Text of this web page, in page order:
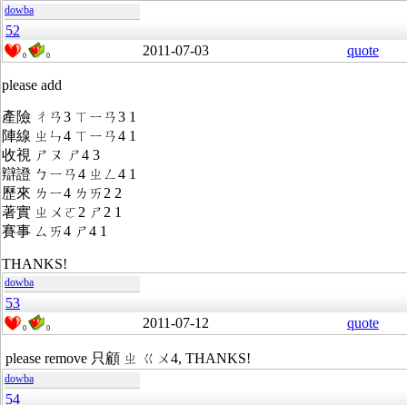
dowba
52
0 0 2011-07-03 quote
please add
產險 ㄔㄢ3 ㄒㄧㄢ3 1
陣線 ㄓㄣ4 ㄒㄧㄢ4 1
收視 ㄕㄡ ㄕ4 3
辯證 ㄅㄧㄢ4 ㄓㄥ4 1
歷來 ㄌㄧ4 ㄌㄞ2 2
著實 ㄓㄨㄛ2 ㄕ2 1
賽事 ㄙㄞ4 ㄕ4 1
THANKS!
dowba
53
0 0 2011-07-12 quote
please remove 只顧 ㄓ ㄍㄨ4, THANKS!
dowba
54